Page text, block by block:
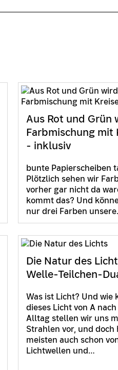
Aus Rot und Grün
Farbmischung mit
- inklusiv
bunte Papierscheiben
Plötzlich sehen wir
vorher gar nicht da
kommt das? Und
nur drei Farben
Die Natur des
Welle-Teilchen-
Was ist Licht? Und wie
dieses Licht von A
Alltag stellen wir uns
Strahlen vor, und doch
meisten auch schon
Lichtwellen und…